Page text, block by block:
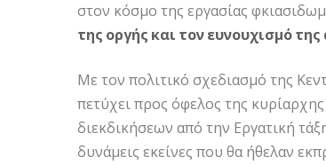
στον κόσμο της εργασίας
της οργής και τον ευνουχισμό
Με τον πολιτικό σχεδιασμό της
πετύχει προς όφελος της
διεκδικήσεων από την Εργατική
δυνάμεις εκείνες που θα ήθελαν